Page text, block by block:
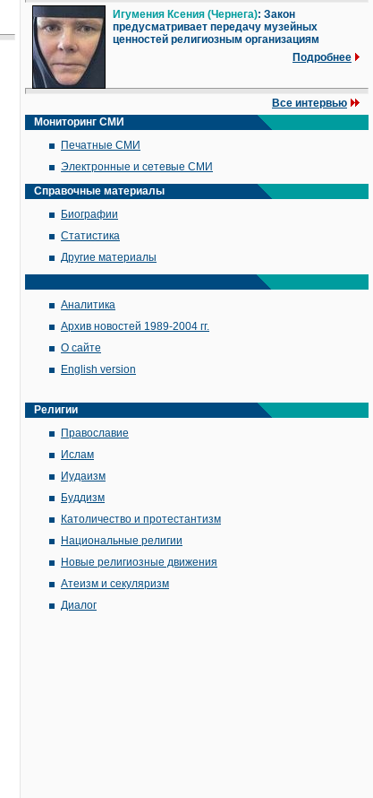
Игумения Ксения (Чернега): Закон
предусматривает передачу музейных
ценностей религиозным организациям
Подробнее
Все интервью
Мониторинг СМИ
Печатные СМИ
Электронные и сетевые СМИ
Справочные материалы
Биографии
Статистика
Другие материалы
Аналитика
Архив новостей 1989-2004 гг.
О сайте
English version
Религии
Православие
Ислам
Иудаизм
Буддизм
Католичество и протестантизм
Национальные религии
Новые религиозные движения
Атеизм и секуляризм
Диалог